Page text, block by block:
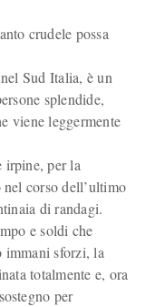
crudele possa
Sud Italia, è un
splendide,
viene leggermente
irpine, per la
corso dell’ultimo
di randagi.
e soldi che
immani sforzi, la
totalmente e, ora
per